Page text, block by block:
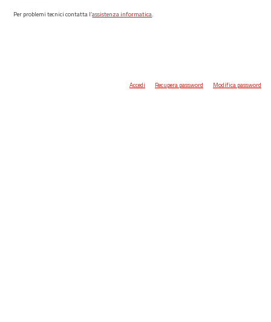
Per problemi tecnici contatta l’assistenza informatica.
Accedi Recupera password Modifica password